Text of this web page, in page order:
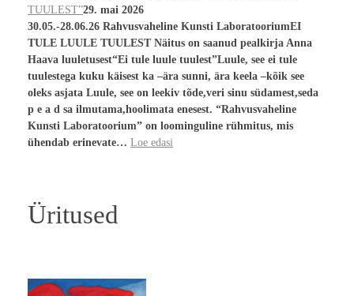
TUULEST”29. mai 2026
30.05.-28.06.26 Rahvusvaheline Kunsti LaboratooriumEI
TULE LUULE TUULEST Näitus on saanud pealkirja Anna
Haava luuletusest“Ei tule luule tuulest”Luule, see ei tule
tuulestega kuku käisest ka –ära sunni, ära keela –kõik see
oleks asjata Luule, see on leekiv tõde,veri sinu südamest,seda
p e a d sa ilmutama,hoolimata enesest. “Rahvusvaheline
Kunsti Laboratoorium” on loominguline rühmitus, mis
ühendab erinevate… Loe edasi
Üritused